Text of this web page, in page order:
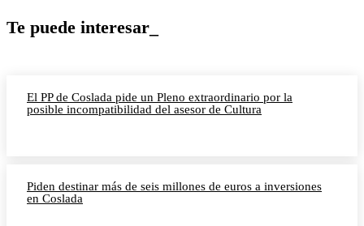
Te puede interesar_
El PP de Coslada pide un Pleno extraordinario por la
posible incompatibilidad del asesor de Cultura
Piden destinar más de seis millones de euros a inversiones
en Coslada